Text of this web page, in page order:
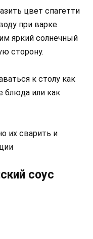
цвет спагетти
при варке
яркий солнечный
сторону.
к столу как
блюда или как
их сварить и
соус